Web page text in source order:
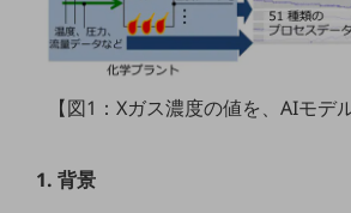
災害対策
地域共創・地方創生
【図1：Xガス濃度の値を、AIモデ
1. 背景